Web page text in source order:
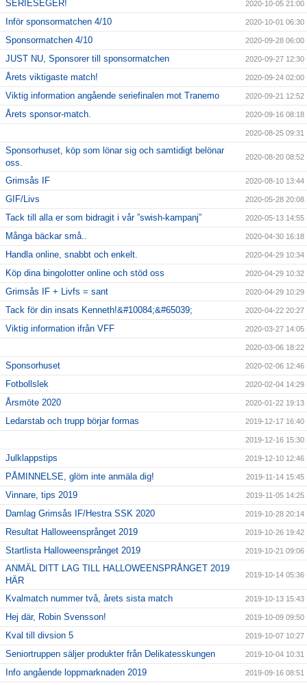
SERIESEGER! 2020-10-05 21:00
Inför sponsormatchen 4/10 2020-10-01 06:30
Sponsormatchen 4/10 2020-09-28 06:00
JUST NU, Sponsorer till sponsormatchen 2020-09-27 12:30
Årets viktigaste match! 2020-09-24 02:00
Viktig information angående seriefinalen mot Tranemo 2020-09-21 12:52
Årets sponsor-match. 2020-09-16 08:18
2020-08-25 09:31
Sponsorhuset, köp som lönar sig och samtidigt belönar
oss.
2020-08-20 08:52
Grimsås IF 2020-08-10 13:44
GIF/Livs 2020-05-28 20:08
Tack till alla er som bidragit i vår ”swish-kampanj” 2020-05-13 14:55
Många bäckar små.. 2020-04-30 16:18
Handla online, snabbt och enkelt. 2020-04-29 10:34
Köp dina bingolotter online och stöd oss 2020-04-29 10:32
Grimsås IF + Livfs = sant 2020-04-29 10:29
Tack för din insats Kenneth!&#10084;&#65039; 2020-04-22 20:27
Viktig information ifrån VFF 2020-03-27 14:05
2020-03-06 18:22
Sponsorhuset 2020-02-06 12:46
Fotbollslek 2020-02-04 14:29
Årsmöte 2020 2020-01-22 19:13
Ledarstab och trupp börjar formas 2019-12-17 16:40
2019-12-16 15:30
Julklappstips 2019-12-10 12:46
PÅMINNELSE, glöm inte anmäla dig! 2019-11-14 15:45
Vinnare, tips 2019 2019-11-05 14:25
Damlag Grimsås IF/Hestra SSK 2020 2019-10-28 20:14
Resultat Halloweensprånget 2019 2019-10-26 19:42
Startlista Halloweensprånget 2019 2019-10-21 09:06
ANMÄL DITT LAG TILL HALLOWEENSPRÅNGET 2019
HÄR
2019-10-14 05:36
Kvalmatch nummer två, årets sista match 2019-10-13 15:43
Hej där, Robin Svensson! 2019-10-09 09:50
Kval till divsion 5 2019-10-07 10:27
Seniortruppen säljer produkter från Delikatesskungen 2019-10-04 10:31
Info angående loppmarknaden 2019 2019-09-16 08:51